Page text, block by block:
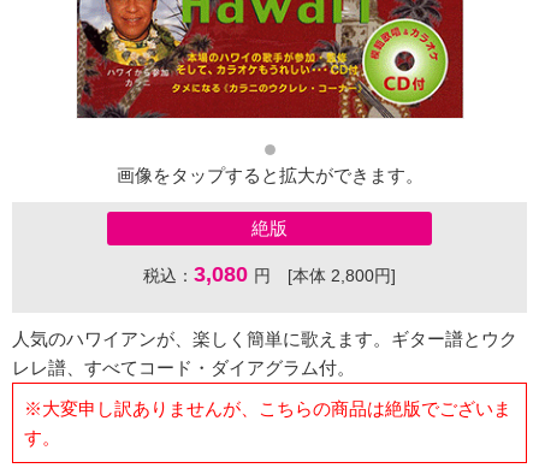
画像をタップすると拡大ができます。
絶版
税込： 3,080 円 [本体 2,800円]
人気のハワイアンが、楽しく簡単に歌えます。ギター譜とウク
レレ譜、すべてコード・ダイアグラム付。
※大変申し訳ありませんが、こちらの商品は絶版でございま
す。